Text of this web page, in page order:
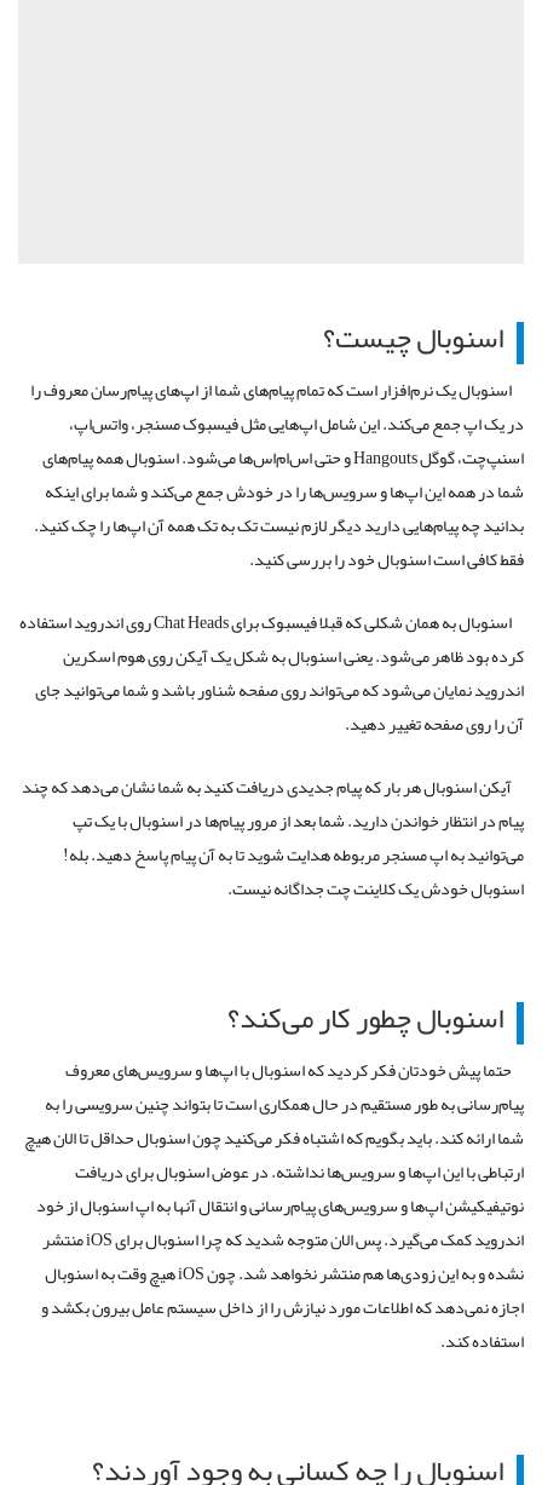
اسنوبال چیست؟
اسنوبال یک نرم‌افزار است که تمام پیام‌های شما از اپ‌های پیام‌رسان معروف را
در یک اپ جمع می‌کند. این شامل اپ‌هایی مثل فیسبوک مسنجر، واتس‌اپ،
اسنپ‌چت، گوگل Hangouts و حتی اس‌ام‌اس‌ها می‌شود. اسنوبال همه پیام‌های
شما در همه این اپ‌ها و سرویس‌ها را در خودش جمع می‌کند و شما برای اینکه
بدانید چه پیام‌هایی دارید دیگر لازم نیست تک به تک همه آن اپ‌ها را چک کنید.
فقط کافی است اسنوبال خود را بررسی کنید.
اسنوبال به همان شکلی که قبلا فیسبوک برای Chat Heads روی اندروید استفاده
کرده بود ظاهر می‌شود. یعنی اسنوبال به شکل یک آیکن روی هوم اسکرین
اندروید نمایان می‌شود که می‌تواند روی صفحه شناور باشد و شما می‌توانید جای
آن را روی صفحه تغییر دهید.
آیکن اسنوبال هر بار که پیام جدیدی دریافت کنید به شما نشان می‌دهد که چند
پیام در انتظار خواندن دارید. شما بعد از مرور پیام‌ها در اسنوبال با یک تپ
می‌توانید به اپ مسنجر مربوطه هدایت شوید تا به آن پیام پاسخ دهید. بله!
اسنوبال خودش یک کلاینت چت جداگانه نیست.
اسنوبال چطور کار می‌کند؟
حتما پیش خودتان فکر کردید که اسنوبال با اپ‌ها و سرویس‌های معروف
پیام‌رسانی به طور مستقیم در حال همکاری است تا بتواند چنین سرویسی را به
شما ارائه کند. باید بگویم که اشتباه فکر می‌کنید چون اسنوبال حداقل تا الان هیچ
ارتباطی با این اپ‌ها و سرویس‌ها نداشته. در عوض اسنوبال برای دریافت
نوتیفیکیشن اپ‌ها و سرویس‌های پیام‌رسانی و انتقال آنها به اپ اسنوبال از خود
اندروید کمک می‌گیرد. پس الان متوجه شدید که چرا اسنوبال برای iOS منتشر
نشده و به این زودی‌ها هم منتشر نخواهد شد. چون iOS هیچ وقت به اسنوبال
اجازه نمی‌دهد که اطلاعات مورد نیازش را از داخل سیستم عامل بیرون بکشد و
استفاده کند.
اسنوبال را چه کسانی به وجود آوردند؟